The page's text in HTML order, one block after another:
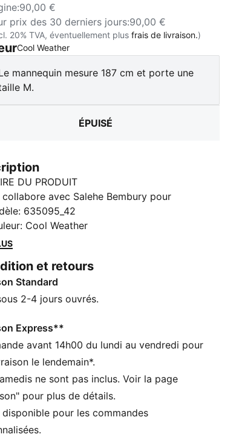
:90,00 €
prix des 30 derniers jours:90,00 €
20% TVA, éventuellement plusfrais de livraison.)
Cool Weather:
mannequin mesure 187 cm et porte une
M.
ÉPUISÉ
DU PRODUIT
collabore avec Salehe Bembury pour
le style des jours de match à travers le
unique du créateur : des imprimés recherchés,
bien pensés et un point de vue
rétro KING, le maillot KING PUMA x
x SALEHE BEMBURY se pare de détails
des équipes universitaires américaines.
DE L’HUMIDITÉ : Les tissus techniques
évacuent l'humidité pour t’aider à rester à
au sec
et décorations
: Décontractée
principale : Double piqué
: 635095_42
: Cool Weather
et retours
Standard
2-4 jours ouvrés.
Express**
avant 14h00 du lundi au vendredi pour
le lendemain*.
ne sont pas inclus. Voir la page
pour plus de détails.
pour les commandes